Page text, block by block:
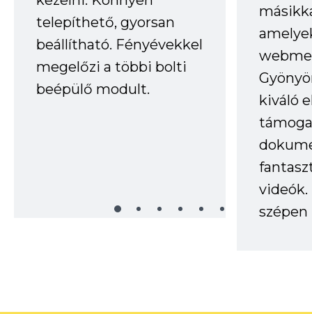
telepíthető, gyorsan
beállítható. Fényévekkel
megelőzi a többi bolti
beépülő modult.
kiváló
videók.